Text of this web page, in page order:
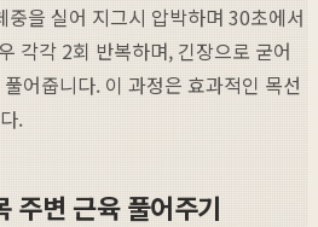
중을 실어 지그시 압박하며 30초에서
각각 2회 반복하며, 긴장으로 굳어
어줍니다. 이 과정은 효과적인 목선
.
주변 근육 풀어주기